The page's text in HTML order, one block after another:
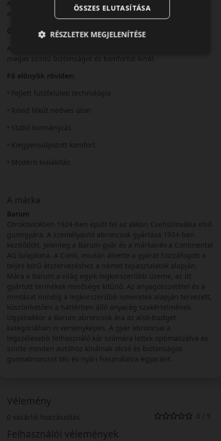
Ajánlott modern személyautókhoz, ahol fontos a biztonság és
a korszerű technológia.
Összegzés
A Barum Bravuris 6 egy korszerű nyári gumiabroncs, amely
magas szintű biztonságot és komfortot kínál.
Fő előnyök röviden:
• Fejlett futófelületi technológia
• Rövid fékút nedves úton
• Stabil kormányzás
• Kiegyensúlyozott komfort
• Modern kialakítás
A márka
Barum
Otrokovicében 1924-ben épült fel az akkori Csehszlovákia első
gumigyára. A személyautó abroncsok gyártása 1934-ben
kezdődött. Jelenleg a Barum gyár és a márkanév a Continental
AG tulajdona. A Conti, miután átvette a gyárat hozzáfogott a
teljes körű átszervezéshez a német tapasztalatok alapján.
Mára a Barum a világ egyik legkorszerűbb üzeme, az itt
gyártott termékek minősége kitűnő. Az anyagösszetétel és a
mintázat mindig a legkorszerűbb ismeretek alapján tervezett,
köszönhetően a háttérben álló anyacég szakértelmének.
Ugyanakkor a Barum abroncsok ára az alsó-budget
kategóriában is versenyképes. A gyár abroncsai a
legszélesebb felhasználó kör számára lettek optimalizálva és
szinte minden autóhoz kínálnak olcsó és biztonságos
gumiabroncsot téli és nyári használatra egyaránt.
Vélemény
0 vásárlói hozzászólás 0 / 5
Felhasználói vélemények
ÖSSZES ELUTASÍTÁSA
RÉSZLETEK MEGJELENÍTÉSE